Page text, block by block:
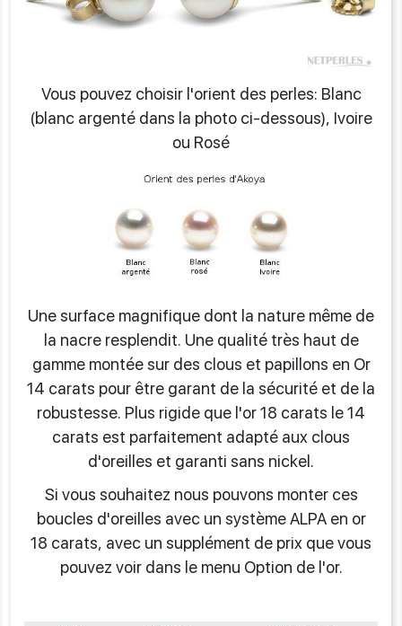
Vous pouvez choisir l'orient des perles: Blanc
(blanc argenté dans la photo ci-dessous), Ivoire
ou Rosé
Une surface magnifique dont la nature même de
la nacre resplendit. Une qualité très haut de
gamme montée sur des clous et papillons en Or
14 carats pour être garant de la sécurité et de la
robustesse. Plus rigide que l'or 18 carats le 14
carats est parfaitement adapté aux clous
d'oreilles et garanti sans nickel.
Si vous souhaitez nous pouvons monter ces
boucles d'oreilles avec un système ALPA en or
18 carats, avec un supplément de prix que vous
pouvez voir dans le menu Option de l'or.